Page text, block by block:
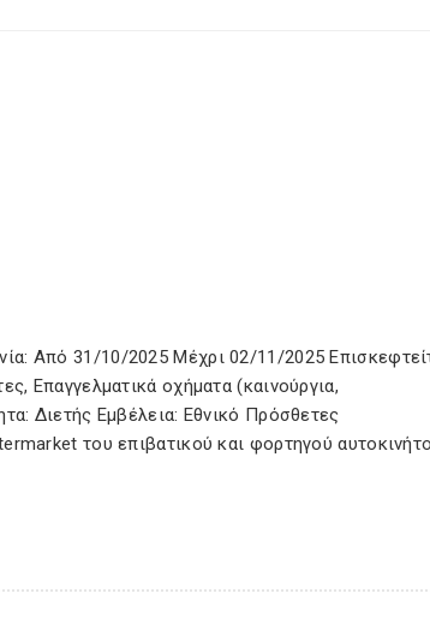
Από 31/10/2025 Μέχρι 02/11/2025
Επαγγελματικά οχήματα (καινούργια,
Διετής Εμβέλεια: Εθνικό Πρόσθετες
του επιβατικού και φορτηγού